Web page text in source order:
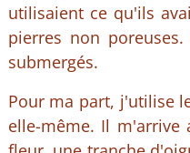
utilisaient ce qu'ils
pierres non
submergés.
Pour ma part, j'utilise
elle-même. Il